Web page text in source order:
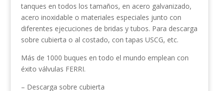
tanques en todos los tamaños, en acero galvanizado,
acero inoxidable o materiales especiales junto con
diferentes ejecuciones de bridas y tubos. Para descarga
sobre cubierta o al costado, con tapas USCG, etc.
Más de 1000 buques en todo el mundo emplean con
éxito válvulas FERRI.
– Descarga sobre cubierta